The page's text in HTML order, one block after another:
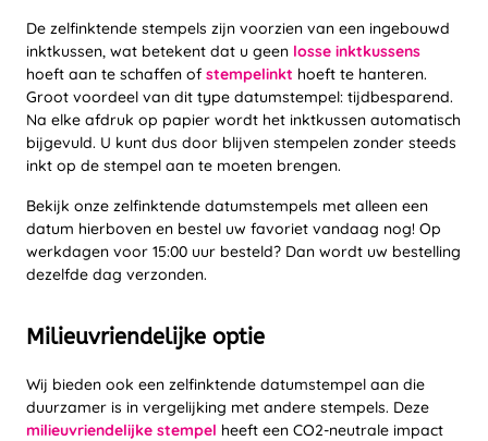
De zelfinktende stempels zijn voorzien van een ingebouwd
inktkussen, wat betekent dat u geen losse inktkussens
hoeft aan te schaffen of stempelinkt hoeft te hanteren.
Groot voordeel van dit type datumstempel: tijdbesparend.
Na elke afdruk op papier wordt het inktkussen automatisch
bijgevuld. U kunt dus door blijven stempelen zonder steeds
inkt op de stempel aan te moeten brengen.
Bekijk onze zelfinktende datumstempels met alleen een
datum hierboven en bestel uw favoriet vandaag nog! Op
werkdagen voor 15:00 uur besteld? Dan wordt uw bestelling
dezelfde dag verzonden.
Milieuvriendelijke optie
Wij bieden ook een zelfinktende datumstempel aan die
duurzamer is in vergelijking met andere stempels. Deze
milieuvriendelijke stempel heeft een CO2-neutrale impact